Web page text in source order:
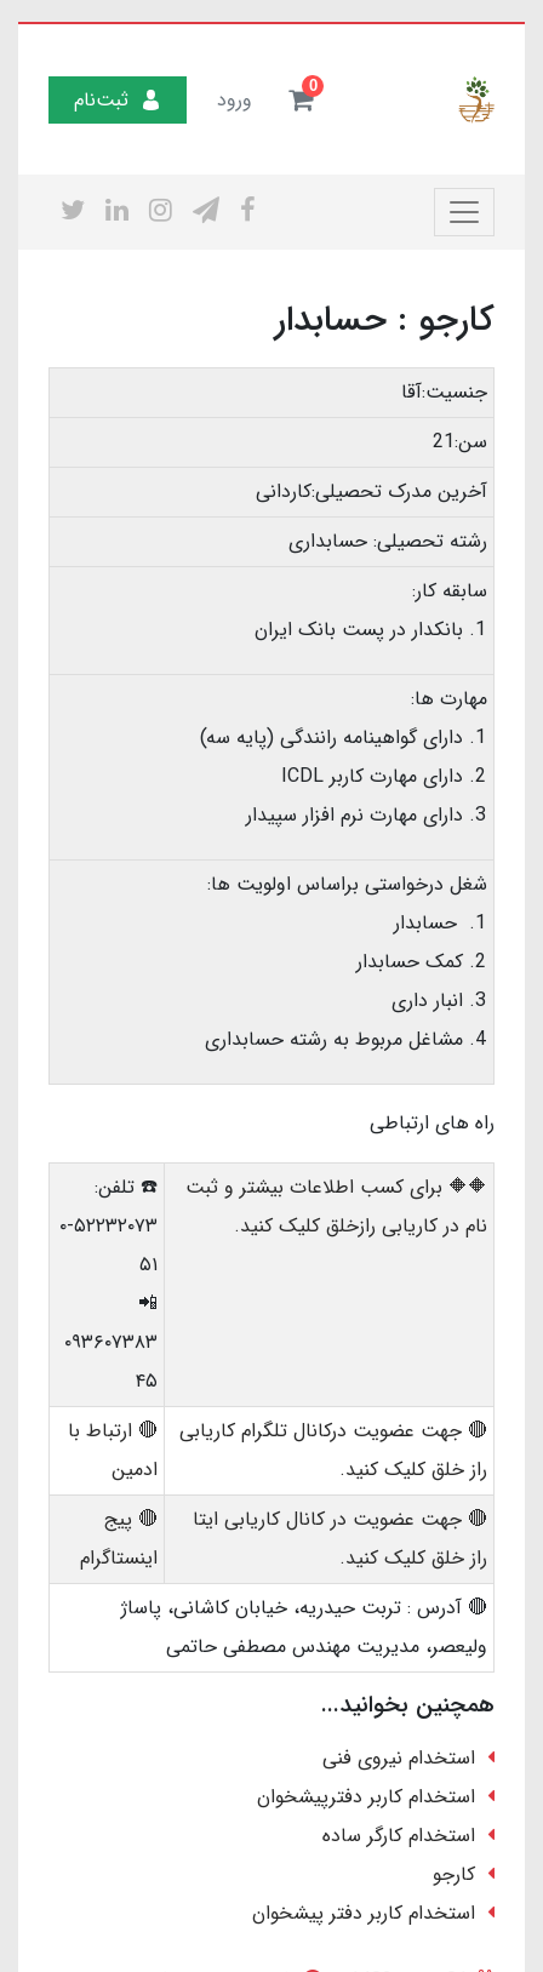
0 ورود ثبت‌نام
کارجو : حسابدار
جنسیت:آقا
سن:21
آخرین مدرک تحصیلی:کاردانی
رشته تحصیلی: حسابداری
سابقه کار:
بانکدار در پست بانک ایران
مهارت ها:
دارای گواهینامه رانندگی (پایه سه)
دارای مهارت کاربر ICDL
دارای مهارت نرم افزار سپیدار
شغل درخواستی براساس اولویت ها:
حسابدار
کمک حسابدار
انبار داری
مشاغل مربوط به رشته حسابداری
راه های ارتباطی
🔶🔶 برای کسب اطلاعات بیشتر و ثبت
نام در کاریابی رازخلق کلیک کنید.
☎️ تلفن:
۵۲۲۳۲۰۷۳-۰
۵۱
📲
۰۹۳۶۰۷۳۸۳
۴۵
🔴 جهت عضویت درکانال تلگرام کاریابی
راز خلق کلیک کنید.
🔴 ارتباط با
ادمین
🔴 جهت عضویت در کانال کاریابی ایتا
راز خلق کلیک کنید.
🔴 پیج
اینستاگرام
🔴 آدرس : تربت حیدریه، خیابان کاشانی، پاساژ
ولیعصر، مدیریت مهندس مصطفی حاتمی
همچنین بخوانید...
استخدام نیروی فنی
استخدام کاربر دفترپیشخوان
استخدام کارگر ساده
کارجو
استخدام کاربر دفتر پیشخوان